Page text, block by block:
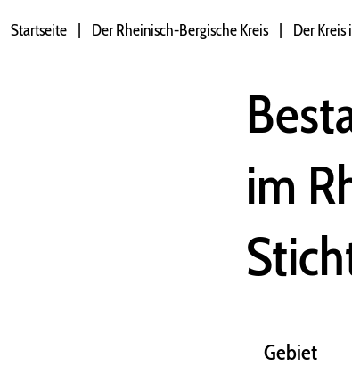
Startseite Der Rheinisch-Bergische Kreis Der Kreis
im
Gebiet